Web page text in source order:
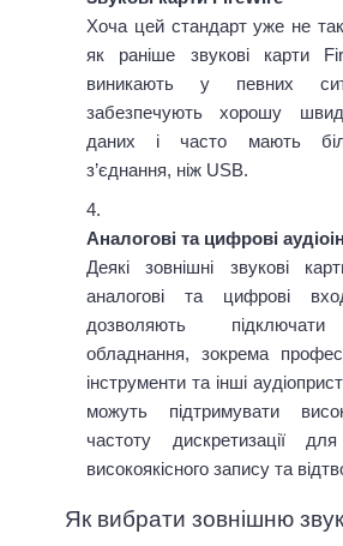
Хоча цей стандарт уже не
як раніше звукові карти
виникають у певних
забезпечують хорошу
даних і часто мають
з’єднання, ніж USB.
Аналогові та цифрові
Деякі зовнішні звукові
аналогові та цифрові
дозволяють підключати
обладнання, зокрема
інструменти та інші
можуть підтримувати
частоту дискретизації
високоякісного запису та
Як вибрати зовнішню